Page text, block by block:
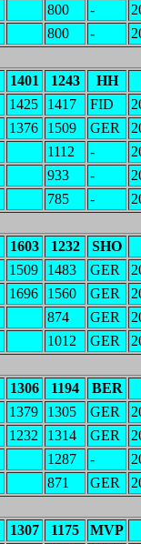
800 -
800 -
1401 1243
HH
1425 1417 FID
1376 1509 GER
1112 -
933 -
785 -
1603 1232
SHO
1509 1483 GER
1696 1560 GER
874 GER
1012 GER
1306 1194
BER
1379 1305 GER
1232 1314 GER
1287 -
871 GER
1307 1175
MVP